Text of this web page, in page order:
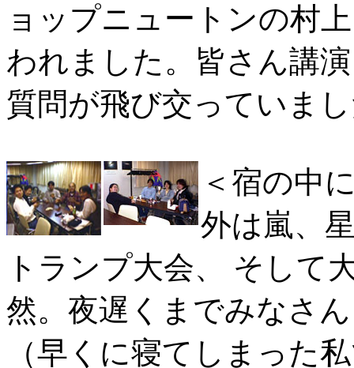
ョップニュートンの村
われました。皆さん講
質問が飛び交っていま
＜宿の中
外は嵐、
トランプ大会、 そして
然。夜遅くまでみなさ
（早くに寝てしまった